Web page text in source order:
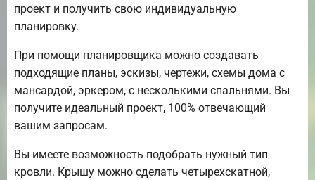
проект и получить свою индивидуальную
планировку.
При помощи планировщика можно создавать
подходящие планы, эскизы, чертежи, схемы дома с
мансардой, эркером, с несколькими спальнями. Вы
получите идеальный проект, 100% отвечающий
вашим запросам.
Вы имеете возможность подобрать нужный тип
кровли. Крышу можно сделать четырехскатной,